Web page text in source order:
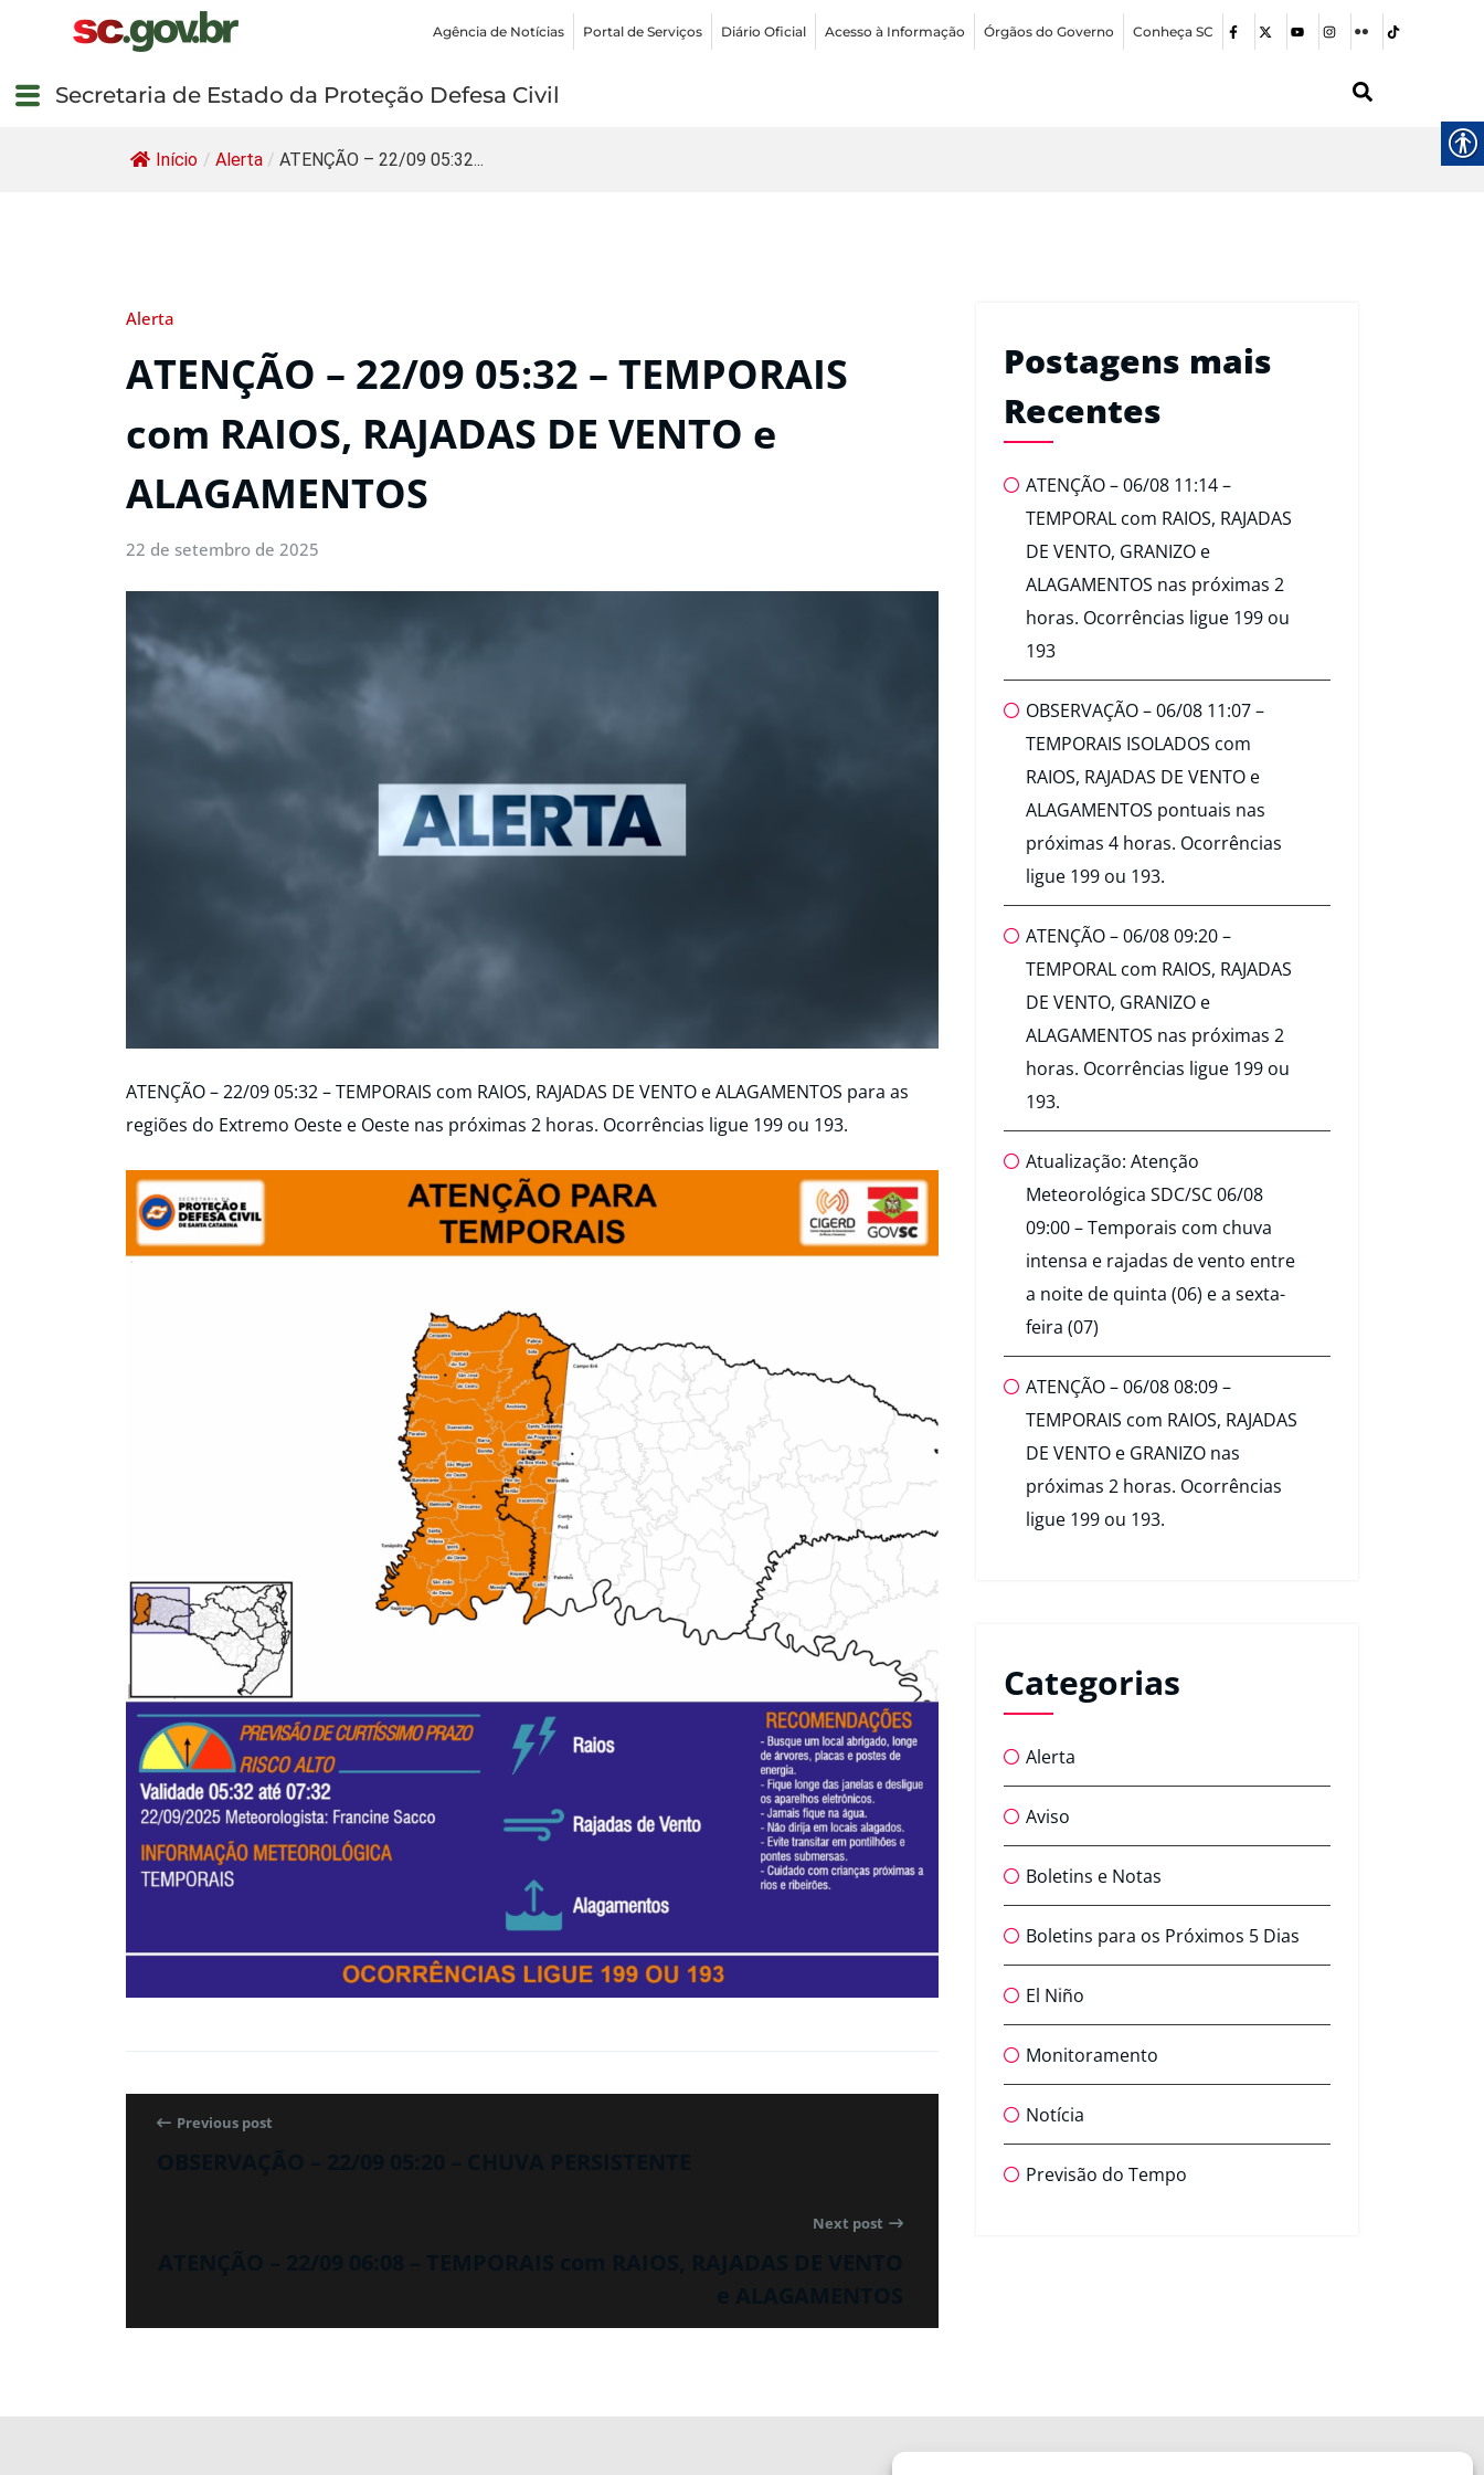
Agência de Notícias Portal de Serviços Diário Oficial Acesso à Informação Órgãos do Governo Conheça SC
Secretaria de Estado da Proteção Defesa Civil
Início / Alerta / ATENÇÃO – 22/09 05:32...
Alerta
ATENÇÃO – 22/09 05:32 – TEMPORAIS
com RAIOS, RAJADAS DE VENTO e
ALAGAMENTOS
22 de setembro de 2025
ATENÇÃO – 22/09 05:32 – TEMPORAIS com RAIOS, RAJADAS DE VENTO e ALAGAMENTOS para as
regiões do Extremo Oeste e Oeste nas próximas 2 horas. Ocorrências ligue 199 ou 193.
Previous post
Next post
Postagens mais
Recentes
ATENÇÃO – 06/08 11:14 –
TEMPORAL com RAIOS, RAJADAS
DE VENTO, GRANIZO e
ALAGAMENTOS nas próximas 2
horas. Ocorrências ligue 199 ou
193
OBSERVAÇÃO – 06/08 11:07 –
TEMPORAIS ISOLADOS com
RAIOS, RAJADAS DE VENTO e
ALAGAMENTOS pontuais nas
próximas 4 horas. Ocorrências
ligue 199 ou 193.
ATENÇÃO – 06/08 09:20 –
TEMPORAL com RAIOS, RAJADAS
DE VENTO, GRANIZO e
ALAGAMENTOS nas próximas 2
horas. Ocorrências ligue 199 ou
193.
Atualização: Atenção
Meteorológica SDC/SC 06/08
09:00 – Temporais com chuva
intensa e rajadas de vento entre
a noite de quinta (06) e a sexta-
feira (07)
ATENÇÃO – 06/08 08:09 –
TEMPORAIS com RAIOS, RAJADAS
DE VENTO e GRANIZO nas
próximas 2 horas. Ocorrências
ligue 199 ou 193.
Categorias
Alerta
Aviso
Boletins e Notas
Boletins para os Próximos 5 Dias
El Niño
Monitoramento
Notícia
Previsão do Tempo